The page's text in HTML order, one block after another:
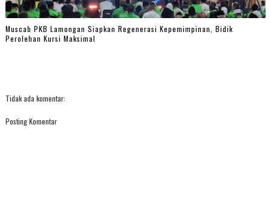
Muscab PKB Lamongan Siapkan Regenerasi Kepemimpinan, Bidik
Perolehan Kursi Maksimal
Tidak ada komentar:
Posting Komentar